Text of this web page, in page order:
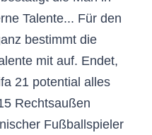
Talente... Für den
bestimmt die
mit auf. Endet,
21 potential alles
Rechtsaußen
Fußballspieler